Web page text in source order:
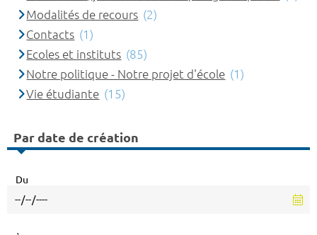
Modalités de recours (2)
Contacts (1)
Ecoles et instituts (85)
Notre politique - Notre projet d'école (1)
Vie étudiante (15)
Par date de création
Du